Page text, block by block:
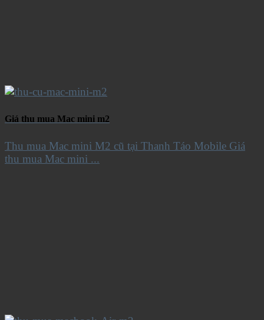
Giá thu mua Mac mini m2
Thu mua Mac mini M2 cũ tại Thanh Táo Mobile Giá
thu mua Mac mini ...